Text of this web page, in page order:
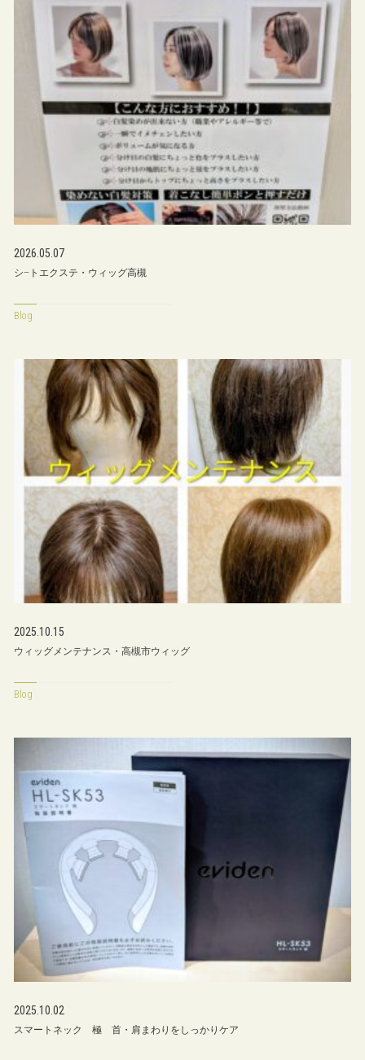
2026.05.07
シ−トエクステ・ウィッグ高槻
Blog
2025.10.15
ウィッグメンテナンス・高槻市ウィッグ
Blog
2025.10.02
スマートネック 極 首・肩まわりをしっかりケア